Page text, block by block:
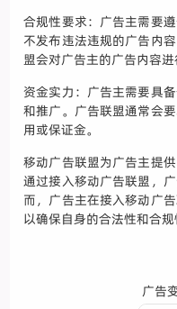
合规性要求：广告主需要
不发布违法违规的广告内
盟会对广告主的广告内容
资金实力：广告主需要具
和推广。广告联盟通常会
用或保证金。
移动广告联盟为广告主提
通过接入移动广告联盟，
而，广告主在接入移动广
以确保自身的合法性和合规
广告